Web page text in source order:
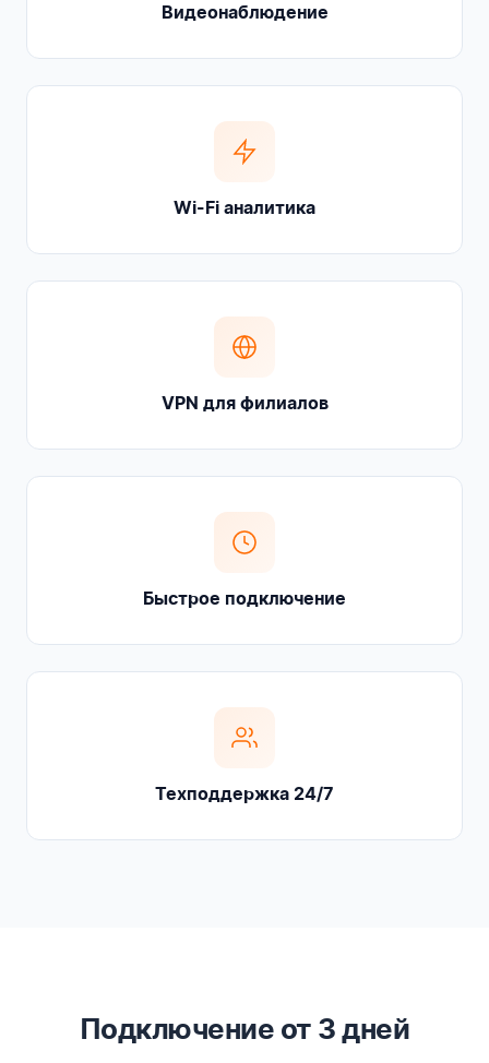
Видеонаблюдение
Wi-Fi аналитика
VPN для филиалов
Быстрое подключение
Техподдержка 24/7
Подключение от 3 дней